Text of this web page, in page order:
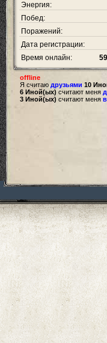
Энергия:
Побед:
Поражений:
Дата регистрации:
Время онлайн:
offline
Я считаю друзьями 10
6 Иной(ых) считают меня
3 Иной(ых) считают меня